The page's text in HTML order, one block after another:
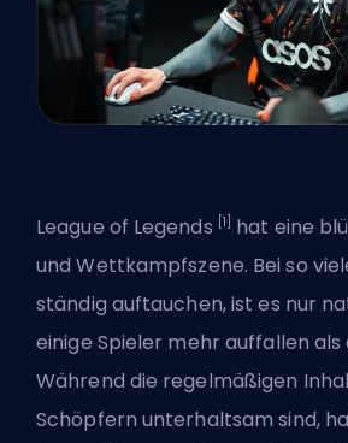
League of Legends [1]
hat eine
und Wettkampfszene. Bei so
ständig auftauchen, ist es nur
einige Spieler mehr auffallen als
Während die regelmäßigen
Schöpfern unterhaltsam sind,